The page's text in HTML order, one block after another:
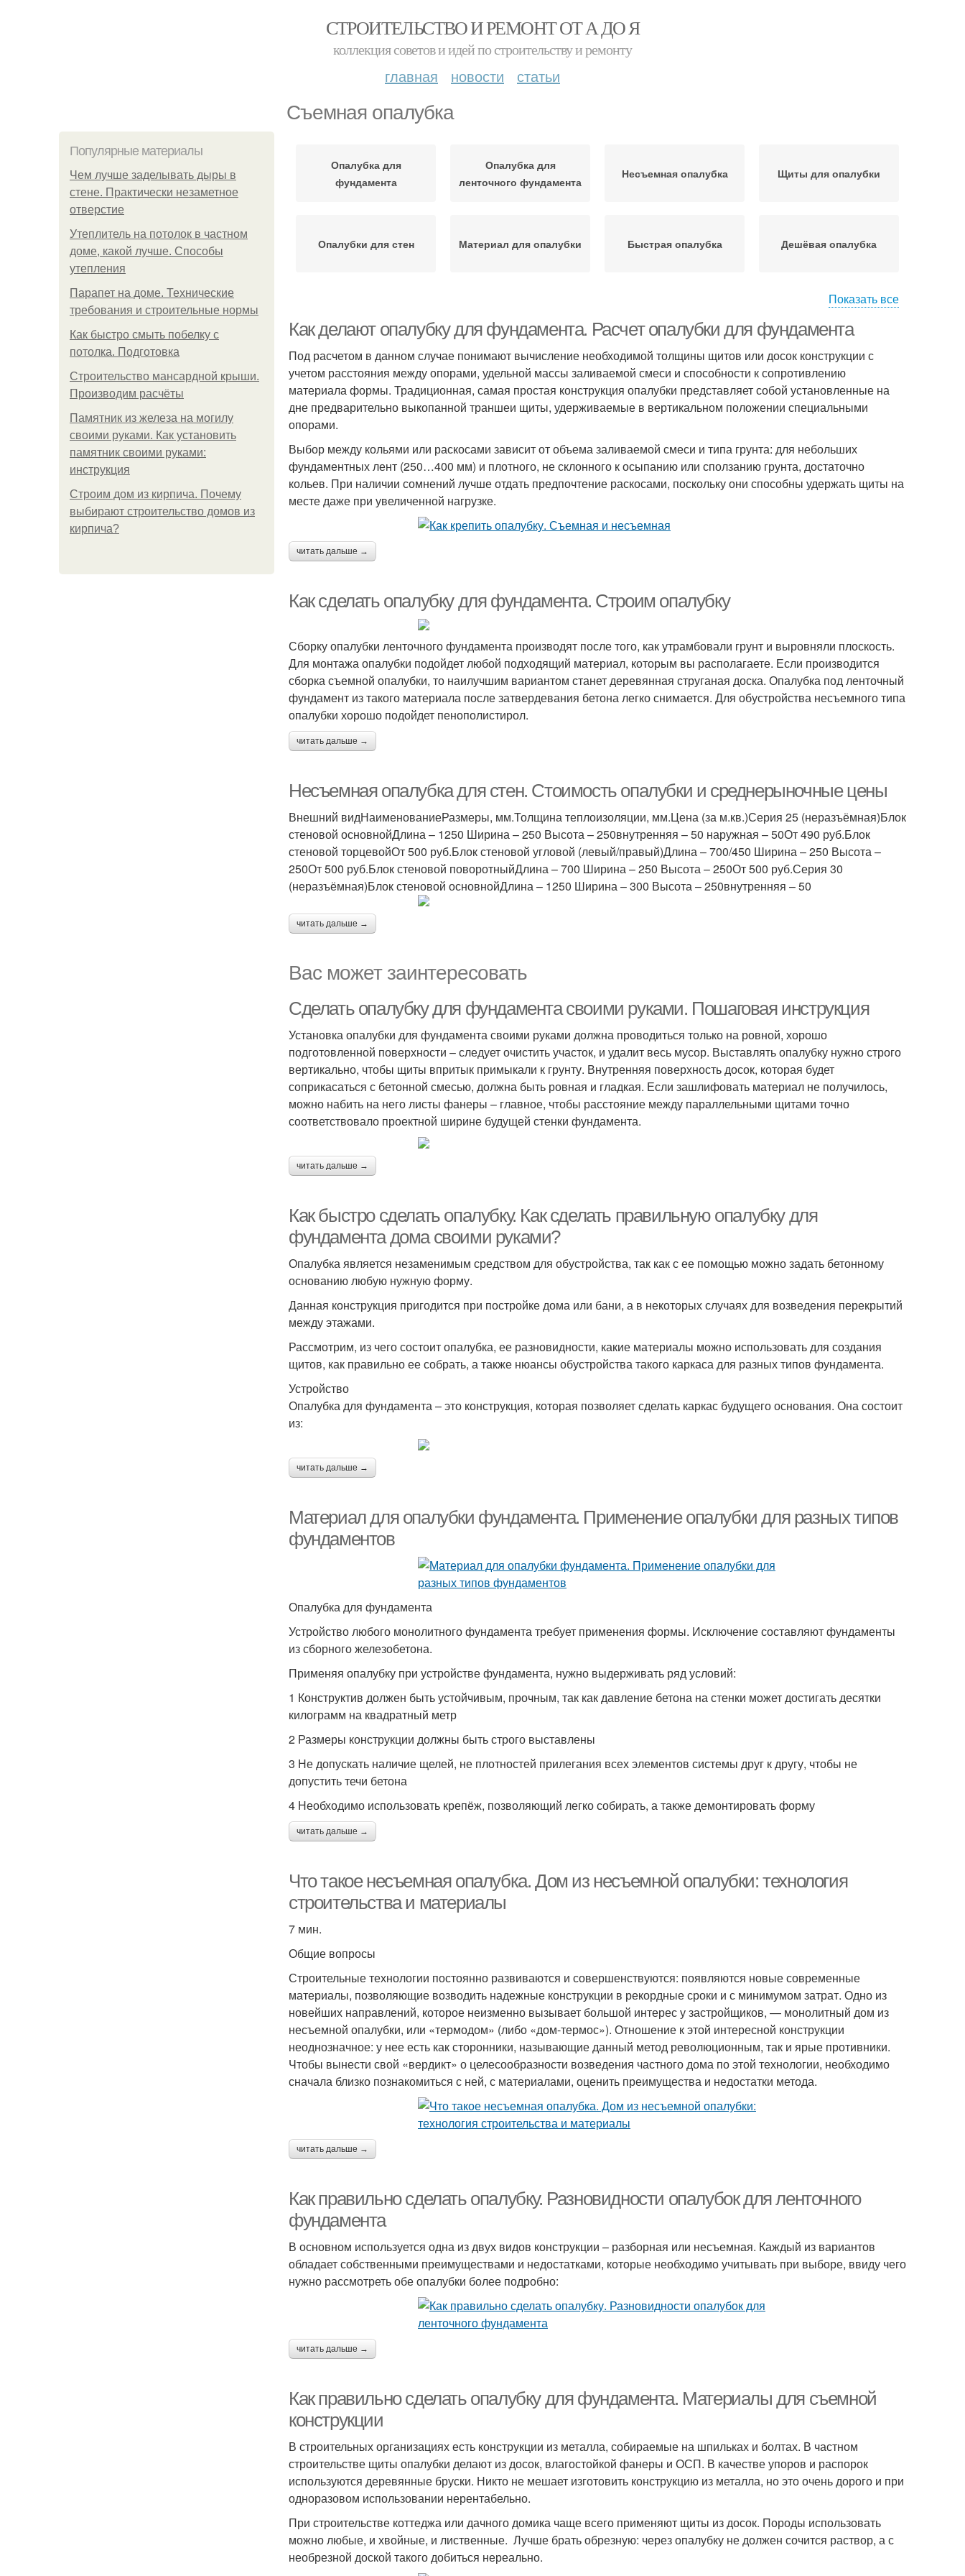
СТРОИТЕЛЬСТВО И РЕМОНТ ОТ А ДО Я
коллекция советов и идей по строительству и ремонту
главная новости статьи
Съемная опалубка
Популярные материалы
Чем лучше заделывать дыры в
стене. Практически незаметное
отверстие
Утеплитель на потолок в частном
доме, какой лучше. Способы
утепления
Парапет на доме. Технические
требования и строительные нормы
Как быстро смыть побелку с
потолка. Подготовка
Строительство мансардной крыши.
Производим расчёты
Памятник из железа на могилу
своими руками. Как установить
памятник своими руками:
инструкция
Строим дом из кирпича. Почему
выбирают строительство домов из
кирпича?
Опалубка для
фундамента
Опалубка для
ленточного фундамента
Несъемная опалубка Щиты для опалубки
Опалубки для стен Материал для опалубки Быстрая опалубка Дешёвая опалубка
опалубка
домостроения
Опалубки из арболита
Показать все
Как делают опалубку для фундамента. Расчет опалубки для фундамента
Под расчетом в данном случае понимают вычисление необходимой толщины щитов или досок конструкции с
учетом расстояния между опорами, удельной массы заливаемой смеси и способности к сопротивлению
материала формы. Традиционная, самая простая конструкция опалубки представляет собой установленные на
дне предварительно выкопанной траншеи щиты, удерживаемые в вертикальном положении специальными
опорами.
Выбор между кольями или раскосами зависит от объема заливаемой смеси и типа грунта: для небольших
фундаментных лент (250…400 мм) и плотного, не склонного к осыпанию или сползанию грунта, достаточно
кольев. При наличии сомнений лучше отдать предпочтение раскосами, поскольку они способны удержать щиты на
месте даже при увеличенной нагрузке.
читать дальше →
Как сделать опалубку для фундамента. Строим опалубку
Сборку опалубки ленточного фундамента производят после того, как утрамбовали грунт и выровняли плоскость.
Для монтажа опалубки подойдет любой подходящий материал, которым вы располагаете. Если производится
сборка съемной опалубки, то наилучшим вариантом станет деревянная струганая доска. Опалубка под ленточный
фундамент из такого материала после затвердевания бетона легко снимается. Для обустройства несъемного типа
опалубки хорошо подойдет пенополистирол.
читать дальше →
Несъемная опалубка для стен. Стоимость опалубки и среднерыночные цены
Внешний видНаименованиеРазмеры, мм.Толщина теплоизоляции, мм.Цена (за м.кв.)Серия 25 (неразъёмная)Блок
стеновой основнойДлина – 1250 Ширина – 250 Высота – 250внутренняя – 50 наружная – 50От 490 руб.Блок
стеновой торцевойОт 500 руб.Блок стеновой угловой (левый/правый)Длина – 700/450 Ширина – 250 Высота –
250От 500 руб.Блок стеновой поворотныйДлина – 700 Ширина – 250 Высота – 250От 500 руб.Серия 30
(неразъёмная)Блок стеновой основнойДлина – 1250 Ширина – 300 Высота – 250внутренняя – 50
читать дальше →
Вас может заинтересовать
Сделать опалубку для фундамента своими руками. Пошаговая инструкция
Установка опалубки для фундамента своими руками должна проводиться только на ровной, хорошо
подготовленной поверхности – следует очистить участок, и удалит весь мусор. Выставлять опалубку нужно строго
вертикально, чтобы щиты впритык примыкали к грунту. Внутренняя поверхность досок, которая будет
соприкасаться с бетонной смесью, должна быть ровная и гладкая. Если зашлифовать материал не получилось,
можно набить на него листы фанеры – главное, чтобы расстояние между параллельными щитами точно
соответствовало проектной ширине будущей стенки фундамента.
читать дальше →
Как быстро сделать опалубку. Как сделать правильную опалубку для
фундамента дома своими руками?
Опалубка является незаменимым средством для обустройства, так как с ее помощью можно задать бетонному
основанию любую нужную форму.
Данная конструкция пригодится при постройке дома или бани, а в некоторых случаях для возведения перекрытий
между этажами.
Рассмотрим, из чего состоит опалубка, ее разновидности, какие материалы можно использовать для создания
щитов, как правильно ее собрать, а также нюансы обустройства такого каркаса для разных типов фундамента.
Устройство
Опалубка для фундамента – это конструкция, которая позволяет сделать каркас будущего основания. Она состоит
из:
читать дальше →
Материал для опалубки фундамента. Применение опалубки для разных типов
фундаментов
Опалубка для фундамента
Устройство любого монолитного фундамента требует применения формы. Исключение составляют фундаменты
из сборного железобетона.
Применяя опалубку при устройстве фундамента, нужно выдерживать ряд условий:
1 Конструктив должен быть устойчивым, прочным, так как давление бетона на стенки может достигать десятки
килограмм на квадратный метр
2 Размеры конструкции должны быть строго выставлены
3 Не допускать наличие щелей, не плотностей прилегания всех элементов системы друг к другу, чтобы не
допустить течи бетона
4 Необходимо использовать крепёж, позволяющий легко собирать, а также демонтировать форму
читать дальше →
Что такое несъемная опалубка. Дом из несъемной опалубки: технология
строительства и материалы
7 мин.
Общие вопросы
Строительные технологии постоянно развиваются и совершенствуются: появляются новые современные
материалы, позволяющие возводить надежные конструкции в рекордные сроки и с минимумом затрат. Одно из
новейших направлений, которое неизменно вызывает большой интерес у застройщиков, — монолитный дом из
несъемной опалубки, или «термодом» (либо «дом-термос»). Отношение к этой интересной конструкции
неоднозначное: у нее есть как сторонники, называющие данный метод революционным, так и ярые противники.
Чтобы вынести свой «вердикт» о целесообразности возведения частного дома по этой технологии, необходимо
сначала близко познакомиться с ней, с материалами, оценить преимущества и недостатки метода.
читать дальше →
Как правильно сделать опалубку. Разновидности опалубок для ленточного
фундамента
В основном используется одна из двух видов конструкции – разборная или несъемная. Каждый из вариантов
обладает собственными преимуществами и недостатками, которые необходимо учитывать при выборе, ввиду чего
нужно рассмотреть обе опалубки более подробно:
читать дальше →
Как правильно сделать опалубку для фундамента. Материалы для съемной
конструкции
В строительных организациях есть конструкции из металла, собираемые на шпильках и болтах. В частном
строительстве щиты опалубки делают из досок, влагостойкой фанеры и ОСП. В качестве упоров и распорок
используются деревянные бруски. Никто не мешает изготовить конструкцию из металла, но это очень дорого и при
одноразовом использовании нерентабельно.
При строительстве коттеджа или дачного домика чаще всего применяют щиты из досок. Породы использовать
можно любые, и хвойные, и лиственные. Лучше брать обрезную: через опалубку не должен сочится раствор, а с
необрезной доской такого добиться нереально.